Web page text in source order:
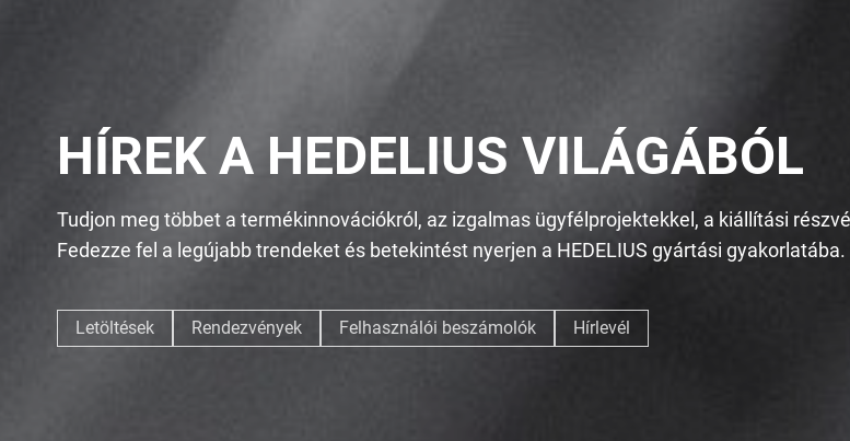
HÍREK A HEDELIUS VILÁGÁBÓL
Tudjon meg többet a termékinnovációkról, az izgalmas ügyfélprojektekkel, a kiállítási
Fedezze fel a legújabb trendeket és betekintést nyerjen a HEDELIUS gyártási gyakorlatába.
Letöltések Rendezvények Felhasználói beszámolók Hírlevél